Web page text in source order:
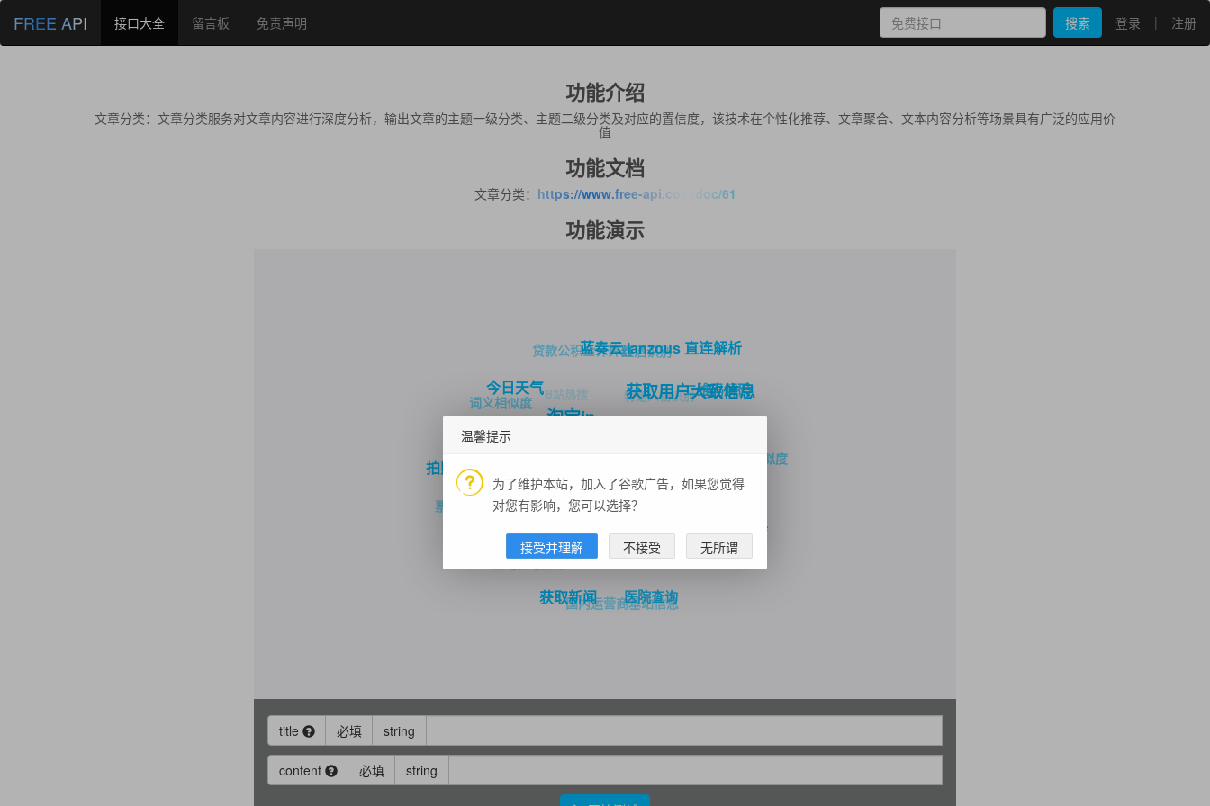
FREE API 接口大全 留言板 免责声明 搜索 登录 | 注册
功能介绍
文章分类：文章分类服务对文章内容进行深度分析，输出文章的主题一级分类、主题二级分类及对应的置信度，该技术在个性化推荐、文章聚合、文本内容分析等场景具有广泛的应用价
值
功能文档
文章分类： https://www.free-api.com/doc/61
功能演示
每日一句
获取新闻
二维码生成
随机图片验证码
拍照购
票据识别
豆瓣电影电视剧
国内运营商基站信息
医院查询
新华字典
行人重识别
淘宝ip
今日天气
词义相似度
驾驶证识别
指定线路交通态势 未来天气
行政区字典
获取用户大致信息
蓝奏云 lanzous 直连解析
贷款公积金计算器
B站热搜
小姐姐视频
短文本相似度
二维码解码
红酒识别
特定人物识别
title 必填 string
content 必填 string
温馨提示
为了维护本站，加入了谷歌广告，如果您觉得
对您有影响，您可以选择？
接受并理解 不接受 无所谓